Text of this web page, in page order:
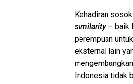
Kehadiran sosok
similarity – baik
perempuan
eksternal lain
Indonesia tidak